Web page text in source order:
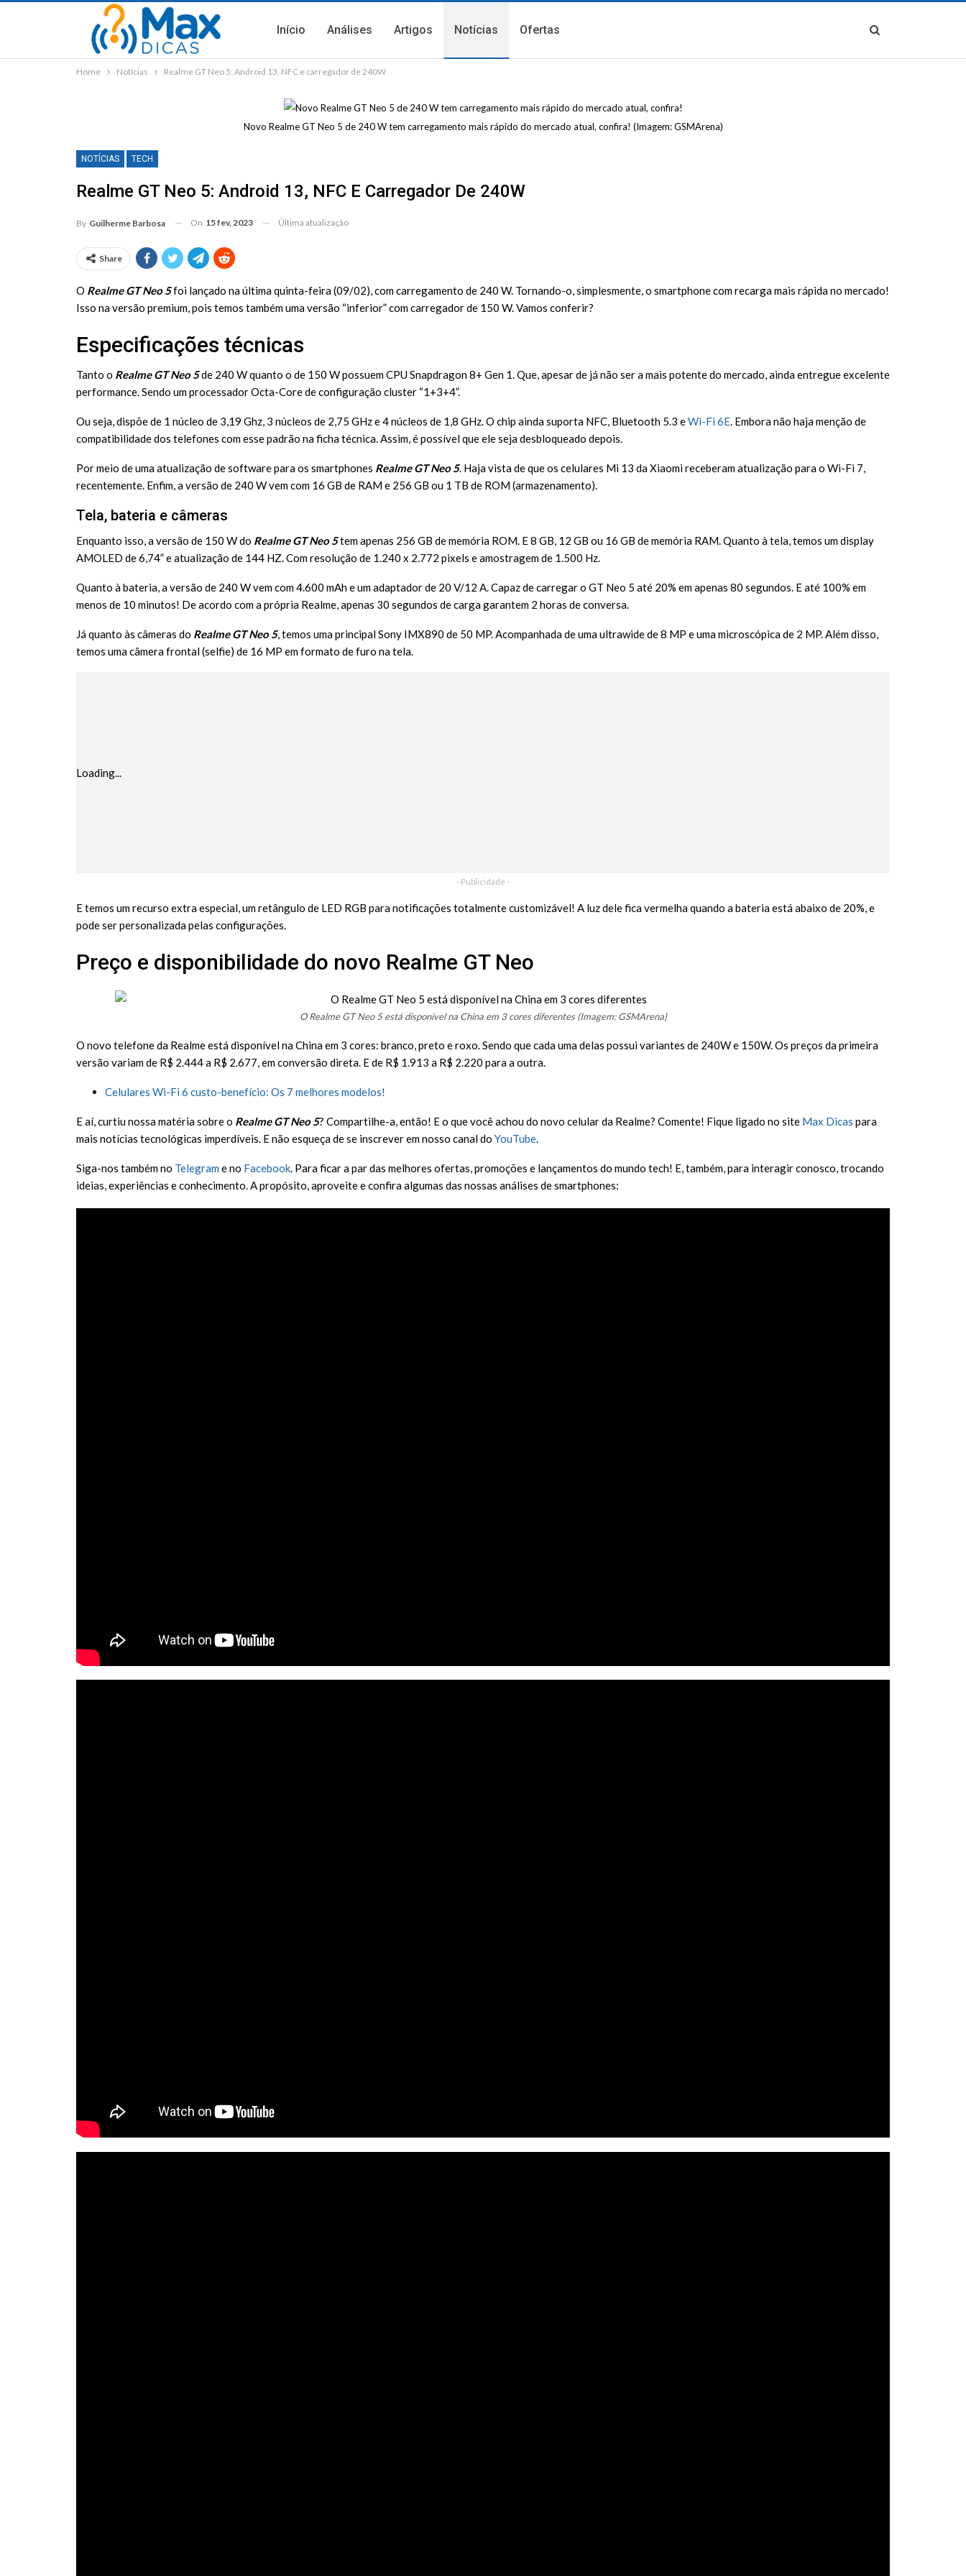
Início Análises Artigos Notícias Ofertas
Home Notícias Realme GT Neo 5: Android 13, NFC e carregador de 240W
Novo Realme GT Neo 5 de 240 W tem carregamento mais rápido do mercado atual, confira! (Imagem: GSMArena)
NOTÍCIAS TECH
Realme GT Neo 5: Android 13, NFC E Carregador De 240W
By Guilherme Barbosa On 15 fev, 2023 Última atualização
Share
O Realme GT Neo 5foi lançado na última quinta-feira (09/02), com carregamento de 240 W. Tornando-o, simplesmente, o smartphone com recarga mais rápida no mercado!
Isso na versão premium, pois temos também uma versão “inferior” com carregador de 150 W. Vamos conferir?
Especificações técnicas
Tanto o Realme GT Neo 5de 240 W quanto o de 150 W possuem CPU Snapdragon 8+ Gen 1. Que, apesar de já não ser a mais potente do mercado, ainda entregue excelente
performance. Sendo um processador Octa-Core de configuração cluster “1+3+4”.
Ou seja, dispõe de 1 núcleo de 3,19 Ghz, 3 núcleos de 2,75 GHz e 4 núcleos de 1,8 GHz. O chip ainda suporta NFC, Bluetooth 5.3 eWi-Fi 6E. Embora não haja menção de
compatibilidade dos telefones com esse padrão na ficha técnica. Assim, é possível que ele seja desbloqueado depois.
Por meio de uma atualização de software para os smartphones Realme GT Neo 5. Haja vista de que os celulares Mi 13 da Xiaomi receberam atualização para o Wi-Fi 7,
recentemente. Enfim, a versão de 240 W vem com 16 GB de RAM e 256 GB ou 1 TB de ROM (armazenamento).
Tela, bateria e câmeras
Enquanto isso, a versão de 150 W do Realme GT Neo 5tem apenas 256 GB de memória ROM. E 8 GB, 12 GB ou 16 GB de memória RAM. Quanto à tela, temos um display
AMOLED de 6,74” e atualização de 144 HZ. Com resolução de 1.240 x 2.772 pixels e amostragem de 1.500 Hz.
Quanto à bateria, a versão de 240 W vem com 4.600 mAh e um adaptador de 20 V/12 A. Capaz de carregar o GT Neo 5 até 20% em apenas 80 segundos. E até 100% em
menos de 10 minutos! De acordo com a própria Realme, apenas 30 segundos de carga garantem 2 horas de conversa.
Já quanto às câmeras do Realme GT Neo 5, temos uma principal Sony IMX890 de 50 MP. Acompanhada de uma ultrawide de 8 MP e uma microscópica de 2 MP. Além disso,
temos uma câmera frontal (selfie) de 16 MP em formato de furo na tela.
Loading...
- Publicidade -
E temos um recurso extra especial, um retângulo de LED RGB para notificações totalmente customizável! A luz dele fica vermelha quando a bateria está abaixo de 20%, e
pode ser personalizada pelas configurações.
Preço e disponibilidade do novo Realme GT Neo
O Realme GT Neo 5 está disponível na China em 3 cores diferentes (Imagem: GSMArena)
O novo telefone da Realme está disponível na China em 3 cores: branco, preto e roxo. Sendo que cada uma delas possui variantes de 240W e 150W. Os preços da primeira
versão variam de R$ 2.444 a R$ 2.677, em conversão direta. E de R$ 1.913 a R$ 2.220 para a outra.
Celulares Wi-Fi 6 custo-benefício: Os 7 melhores modelos!
E aí, curtiu nossa matéria sobre o Realme GT Neo 5? Compartilhe-a, então! E o que você achou do novo celular da Realme? Comente! Fique ligado no site Max Dicas para
mais notícias tecnológicas imperdíveis. E não esqueça de se inscrever em nosso canal do YouTube.
Siga-nos também no Telegram e no Facebook. Para ficar a par das melhores ofertas, promoções e lançamentos do mundo tech! E, também, para interagir conosco, trocando
ideias, experiências e conhecimento. A propósito, aproveite e confira algumas das nossas análises de smartphones: